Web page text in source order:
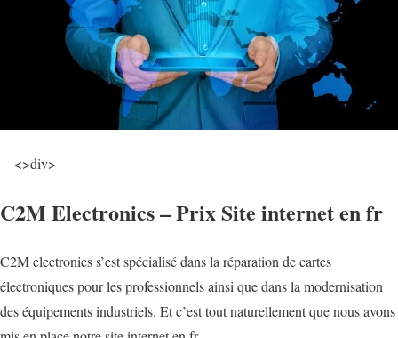
<>div>
C2M Electronics – Prix Site internet en fr
C2M electronics s’est spécialisé dans la réparation de cartes
électroniques pour les professionnels ainsi que dans la modernisation
des équipements industriels. Et c’est tout naturellement que nous avons